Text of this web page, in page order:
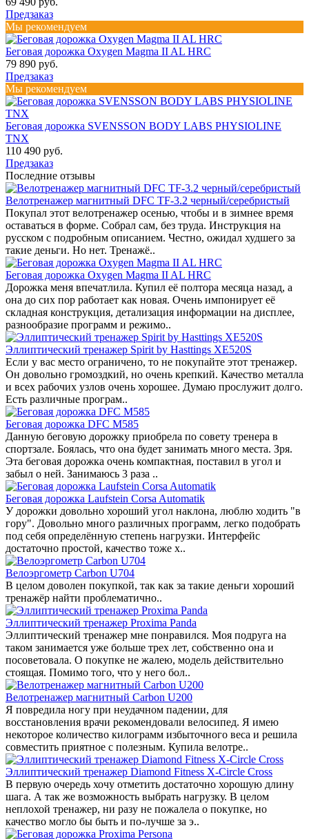
Предзаказ
Мы рекомендуем
Беговая дорожка Oxygen Magma II AL HRC
79 890 руб.
Предзаказ
Мы рекомендуем
Беговая дорожка SVENSSON BODY LABS PHYSIOLINE
TNX
110 490 руб.
Предзаказ
Последние отзывы
Велотренажер магнитный DFC TF-3.2 черный/серебристый
Покупал этот велотренажер осенью, чтобы и в зимнее время
оставаться в форме. Собрал сам, без труда. Инструкция на
русском с подробным описанием. Честно, ожидал худшего за
такие деньги. Но нет. Тренажё..
Беговая дорожка Oxygen Magma II AL HRC
Дорожка меня впечатлила. Купил её полтора месяца назад, а
она до сих пор работает как новая. Очень импонирует её
складная конструкция, детализация информации на дисплее,
разнообразие программ и режимо..
Эллиптический тренажер Spirit by Hasttings XE520S
Если у вас место ограничено, то не покупайте этот тренажер.
Он довольно громоздкий, но очень крепкий. Качество металла
и всех рабочих узлов очень хорошее. Думаю прослужит долго.
Есть различные програм..
Беговая дорожка DFC M585
Данную беговую дорожку приобрела по совету тренера в
спортзале. Боялась, что она будет занимать много места. Зря.
Эта беговая дорожка очень компактная, поставил в угол и
забыл о ней. Занимаюсь 3 раза ..
Беговая дорожка Laufstein Corsa Automatik
У дорожки довольно хороший угол наклона, люблю ходить "в
гору". Довольно много различных программ, легко подобрать
под себя определённую степень нагрузки. Интерфейс
достаточно простой, качество тоже х..
Велоэргометр Carbon U704
В целом доволен покупкой, так как за такие деньги хороший
тренажёр найти проблематично..
Эллиптический тренажер Proxima Panda
Эллиптический тренажер мне понравился. Моя подруга на
таком занимается уже больше трех лет, собственно она и
посоветовала. О покупке не жалею, модель действительно
стоящая. Помимо того, что у него бол..
Велотренажер магнитный Carbon U200
Я повредила ногу при неудачном падении, для
восстановления врачи рекомендовали велосипед. Я имею
некоторое количество килограмм избыточного веса и решила
совместить приятное с полезным. Купила велотре..
Эллиптический тренажер Diamond Fitness X-Circle Cross
В первую очередь хочу отметить достаточно хорошую длину
шага. А так же возможность выбрать нагрузку. В целом
неплохой тренажер, ни разу не пожалела о покупке, но
качество могло бы быть и по-лучше за э..